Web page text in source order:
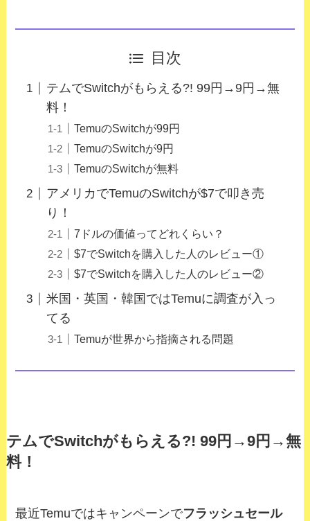
目次
テムでSwitchがもらえる?! 99円→9円→無
料！
TemuのSwitchが99円
TemuのSwitchが9円
TemuのSwitchが無料
アメリカでTemuのSwitchが$7で叩き売
り！
7ドルの価値ってどれくらい？
$7でSwitchを購入した人のレビュー①
$7でSwitchを購入した人のレビュー②
米国・英国・韓国ではTemuに調査が入っ
てる
Temuが世界から指摘される問題
テムでSwitchがもらえる?! 99円→9円→無
料！
最近Temuではキャンペーンでフラッシュセール